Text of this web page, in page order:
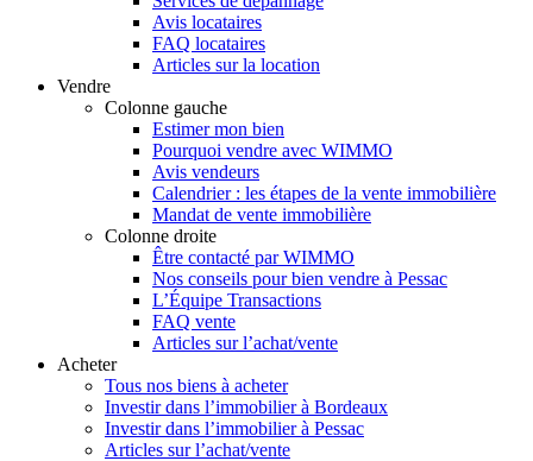
Avis locataires
FAQ locataires
Articles sur la location
Vendre
Colonne gauche
Estimer mon bien
Pourquoi vendre avec WIMMO
Avis vendeurs
Calendrier : les étapes de la vente immobilière
Mandat de vente immobilière
Colonne droite
Être contacté par WIMMO
Nos conseils pour bien vendre à Pessac
L’Équipe Transactions
FAQ vente
Articles sur l’achat/vente
Acheter
Tous nos biens à acheter
Investir dans l’immobilier à Bordeaux
Investir dans l’immobilier à Pessac
Articles sur l’achat/vente